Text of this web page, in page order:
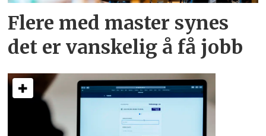
Flere med master synes
det er vanskelig å få jobb